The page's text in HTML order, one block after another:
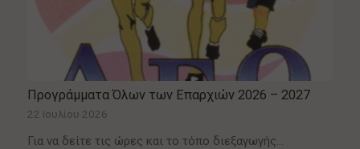
Προγράμματα Όλων των Επαρχιών 2026 – 2027
22 Ιουλίου 2026
Για να δείτε τις ώρες και το τόπο διεξαγωγής…